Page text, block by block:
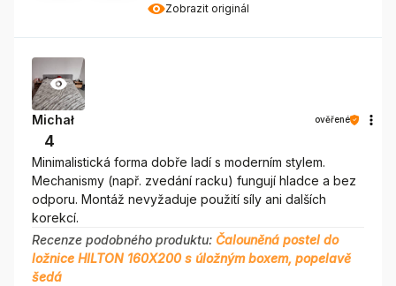
Zobrazit originál
Michał ověřené
4
Minimalistická forma dobře ladí s moderním stylem.
Mechanismy (např. zvedání racku) fungují hladce a bez
odporu. Montáž nevyžaduje použití síly ani dalších
korekcí.
Recenze podobného produktu: Čalouněná postel do
ložnice HILTON 160X200 s úložným boxem, popelavě
šedá